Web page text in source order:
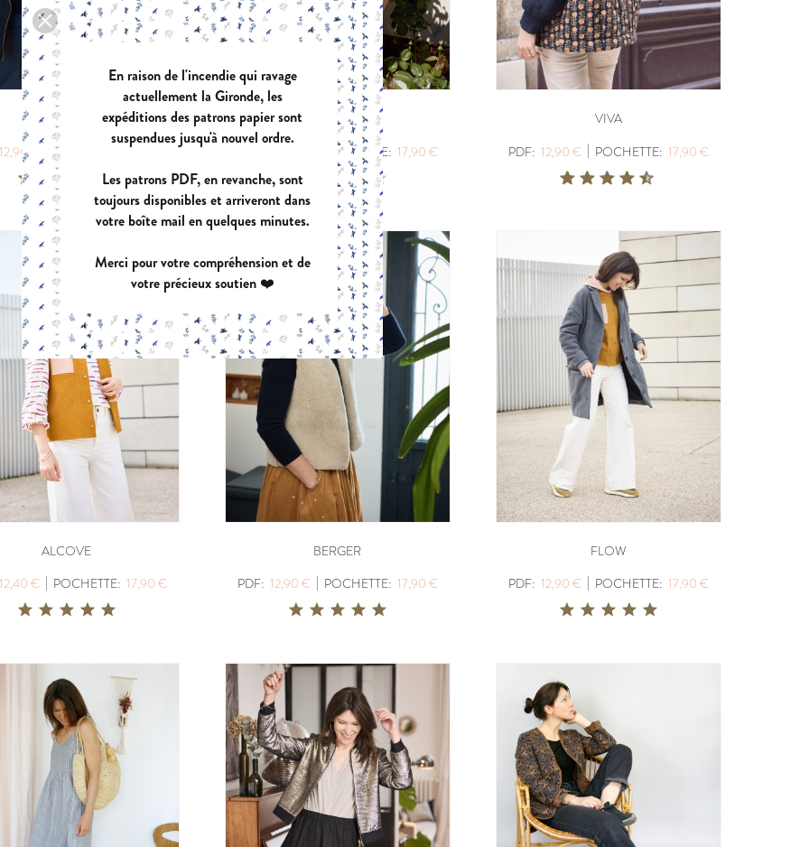
ELECTRA
€ | POCHETTE: 17,90 €
ARCHIPEL
POCHETTE: 17,90 €
VIVA
PDF: 12,90 €| POCHETTE: 17,90 €
ALCOVE
€| POCHETTE: 17,90 €
BERGER
PDF: 12,90 €| POCHETTE: 17,90 €
FLOW
PDF: 12,90 €| POCHETTE: 17,90 €
En raison de l'incendie qui ravage
actuellement la Gironde, les
expéditions des patrons papier sont
suspendues jusqu'à nouvel ordre.
Les patrons PDF, en revanche, sont
toujours disponibles et arriveront dans
votre boîte mail en quelques minutes.
Merci pour votre compréhension et de
votre précieux soutien ❤️